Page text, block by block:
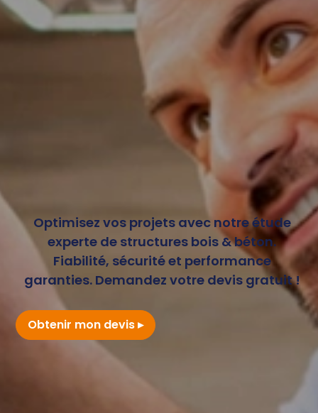
Optimisez vos projets avec notre étude
experte de structures bois & béton.
Fiabilité, sécurité et performance
garanties. Demandez votre devis gratuit !
Obtenir mon devis